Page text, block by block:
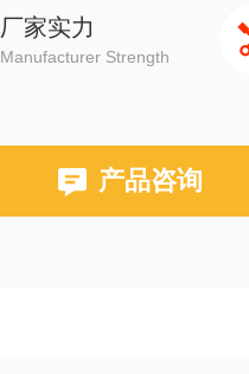
厂家实力
Manufacturer Strength
产品咨询